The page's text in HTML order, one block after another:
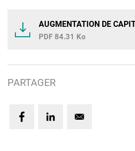
AUGMENTATION DE
84.31 Ko
PARTAGER